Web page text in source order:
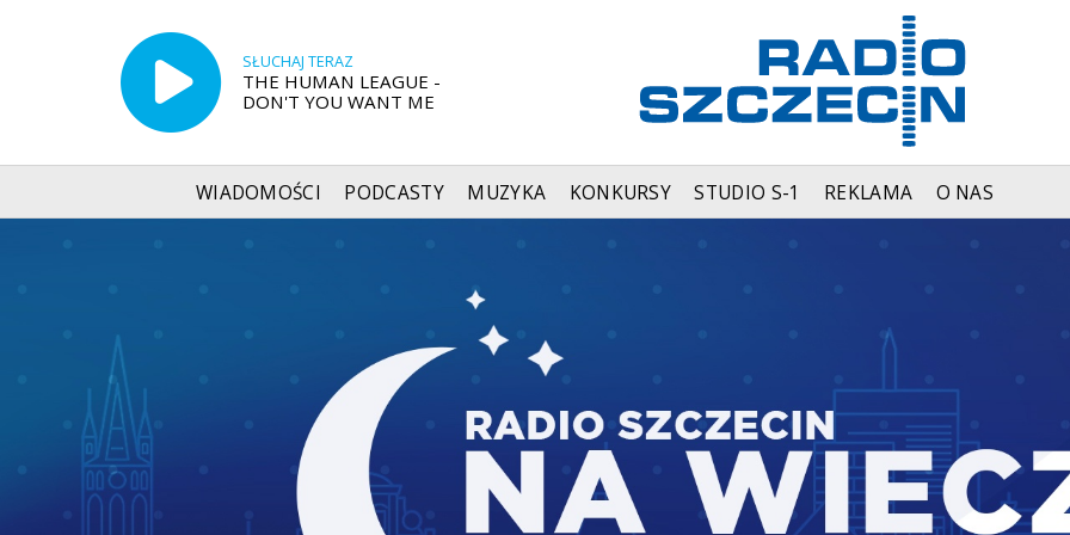
SŁUCHAJ TERAZ
THE HUMAN LEAGUE -
DON'T YOU WANT ME
WIADOMOŚCI PODCASTY MUZYKA KONKURSY STUDIO S-1 REKLAMA O NAS